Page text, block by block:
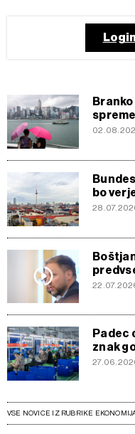
bo
Padec
znak
VSE NOVICE IZ RUBRIKE